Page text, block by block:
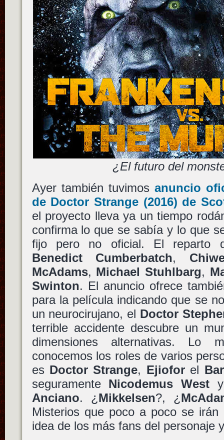
¿El futuro del
Ayer también tuvimos anuncio
de Doctor Strange(2016) de
el proyecto lleva ya un tiempo
confirma lo que se sabía y lo que
fijo pero no oficial. El reparto
Benedict Cumberbatch,
McAdams, Michael Stuhlbarg,
Swinton. El anuncio ofrece
para la película indicando que se
un neurocirujano, el Doctor
terrible accidente descubre un
dimensiones alternativas. Lo
conocemos los roles de varios
es Doctor Strange, Ejioforel
seguramente Nicodemus West
Anciano. ¿ Mikkelsen?, ¿
Misterios que poco a poco se irán
idea de los más fans del personaje